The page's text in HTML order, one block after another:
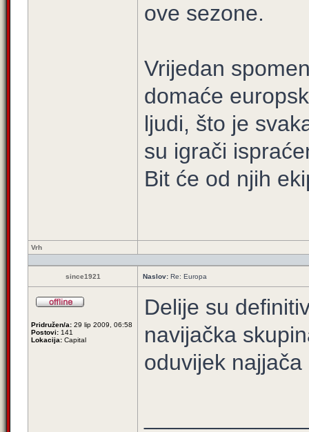
ove sezone.
Vrijedan
domaće
ljudi, što je
su igrači
Bit će od njih
Vrh
since1921 Naslov: Re: Europa
Pridružen/a: 29 lip 2009, 06:58
Postovi: 141
Lokacija: Capital
Delije su
navijačka
oduvijek najjača